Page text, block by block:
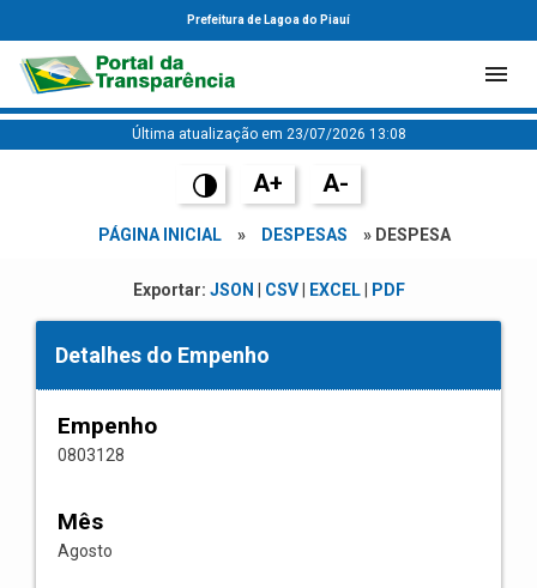
Prefeitura de Lagoa do Piauí
Última atualização em 23/07/2026 13:08
A+ A-
PÁGINA INICIAL » DESPESAS » DESPESA
Exportar: JSON CSV| EXCEL| PDF
Detalhes do Empenho
Empenho
0803128
Mês
Agosto